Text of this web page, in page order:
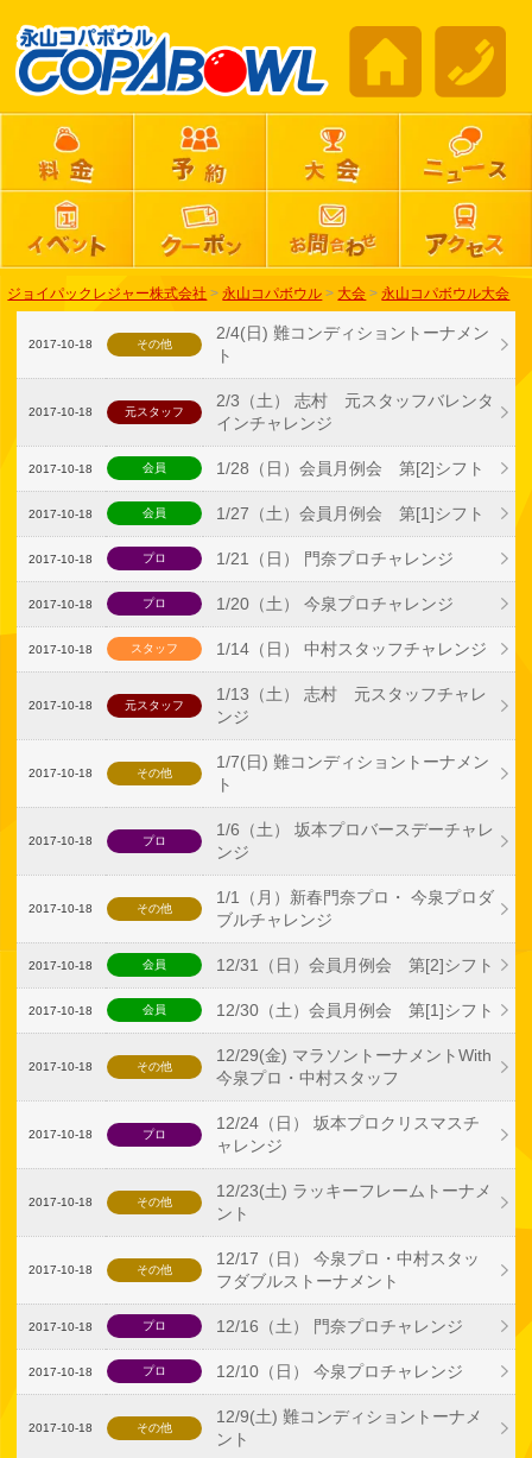
ジョイパックレジャー株式会社 > 永山コパボウル > 大会 > 永山コパボウル大会
2017-10-18 その他
2/4(日) 難コンディショントーナメン
ト
2017-10-18 元スタッフ
2/3（土） 志村 元スタッフバレンタ
インチャレンジ
2017-10-18 会員 1/28（日）会員月例会 第[2]シフト
2017-10-18 会員 1/27（土）会員月例会 第[1]シフト
2017-10-18 プロ 1/21（日） 門奈プロチャレンジ
2017-10-18 プロ 1/20（土） 今泉プロチャレンジ
2017-10-18 スタッフ 1/14（日） 中村スタッフチャレンジ
2017-10-18 元スタッフ
1/13（土） 志村 元スタッフチャレ
ンジ
2017-10-18 その他
1/7(日) 難コンディショントーナメン
ト
2017-10-18 プロ
1/6（土） 坂本プロバースデーチャレ
ンジ
2017-10-18 その他
1/1（月）新春門奈プロ・ 今泉プロダ
ブルチャレンジ
2017-10-18 会員 12/31（日）会員月例会 第[2]シフト
2017-10-18 会員 12/30（土）会員月例会 第[1]シフト
2017-10-18 その他
12/29(金) マラソントーナメントWith
今泉プロ・中村スタッフ
2017-10-18 プロ
12/24（日） 坂本プロクリスマスチ
ャレンジ
2017-10-18 その他
12/23(土) ラッキーフレームトーナメ
ント
2017-10-18 その他
12/17（日） 今泉プロ・中村スタッ
フダブルストーナメント
2017-10-18 プロ 12/16（土） 門奈プロチャレンジ
2017-10-18 プロ 12/10（日） 今泉プロチャレンジ
2017-10-18 その他
12/9(土) 難コンディショントーナメ
ント